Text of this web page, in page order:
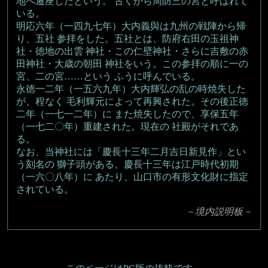
いる。
明応六年（一四九七年）大内義與は九州の戦陣から帰
り、五社 参拝をした。五社とは、防府右田の玉祖神
社・徳地の出雲 神社・この仁壁神社・さらに吉敷の赤
田神社・大歳の朝田 神社をいう。この参拝の順に一の
宮、二の宮……という ふうに呼んでいる。
永徳一二年（一五六九年）大内輝弘の乱の時焼失した
が、程なく 毛利輝元によって再興された。その後正徳
二年（一七一二年）に また焼失したので、享保五年
（一七二〇年）重建された。現在の 社殿がそれであ
る。
なお、当神社には「慶長十三年二月吉日新見作」とい
う刻名の 獅子頭がある。慶長十三年は江戸時代初期
（一六〇八年）に あたり、山口市の有形文化財に指定
されている。
－境内説明板－